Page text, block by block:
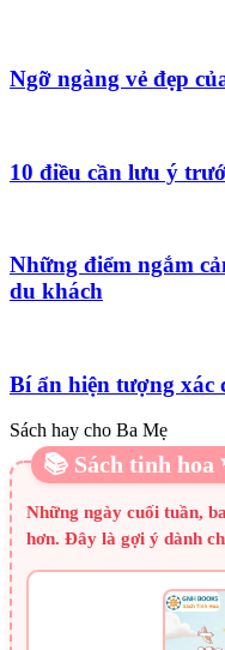
Ngỡ ngàng vẻ đẹp
10 điều cần lưu ý
Những điểm ngắm
du khách
Bí ẩn hiện tượng xác
Sách hay cho Ba Mẹ
📚 Sách tinh hoa
Những ngày cuối tuần,
hơn. Đây là gợi ý dành